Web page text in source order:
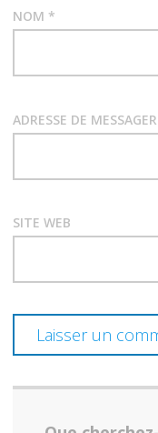
s
a
r
c
l
e
s
NOM *
ADRESSE DE
SITE WEB